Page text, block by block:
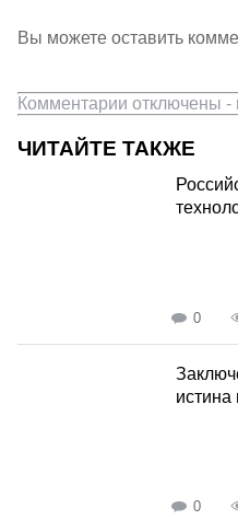
Вы можете оставить
Комментарии отключены
ЧИТАЙТЕ ТАКЖЕ
0
истина
0